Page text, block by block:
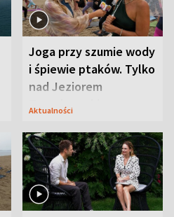
Joga przy szumie wody
i śpiewie ptaków. Tylko
nad Jeziorem
Tarnobrzeskim
Aktualności